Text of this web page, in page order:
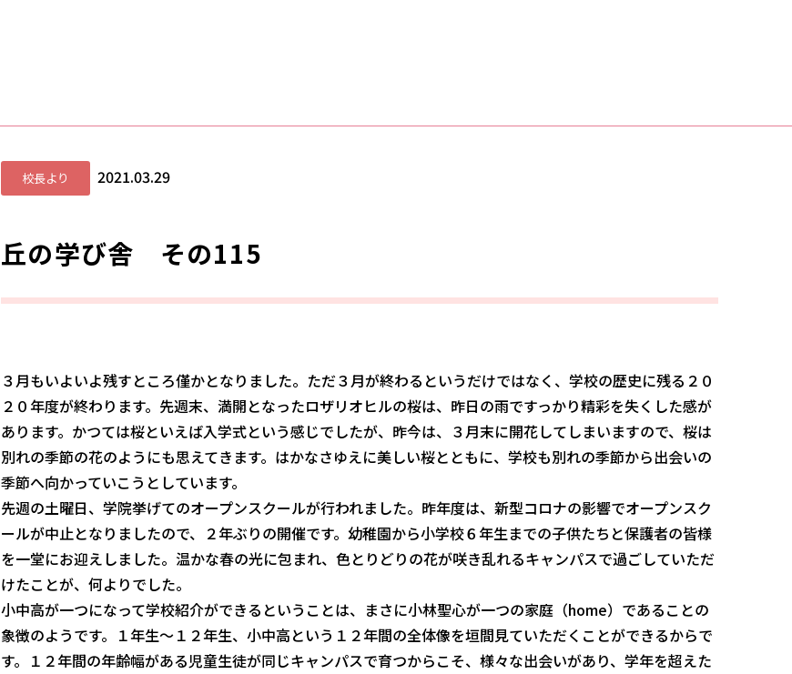
校長より 2021.03.29
丘の学び舎 その115
３月もいよいよ残すところ僅かとなりました。ただ３月が終わるというだけではなく、学校の歴史に残る２０
２０年度が終わります。先週末、満開となったロザリオヒルの桜は、昨日の雨ですっかり精彩を失くした感が
あります。かつては桜といえば入学式という感じでしたが、昨今は、３月末に開花してしまいますので、桜は
別れの季節の花のようにも思えてきます。はかなさゆえに美しい桜とともに、学校も別れの季節から出会いの
季節へ向かっていこうとしています。
先週の土曜日、学院挙げてのオープンスクールが行われました。昨年度は、新型コロナの影響でオープンスク
ールが中止となりましたので、２年ぶりの開催です。幼稚園から小学校６年生までの子供たちと保護者の皆様
を一堂にお迎えしました。温かな春の光に包まれ、色とりどりの花が咲き乱れるキャンパスで過ごしていただ
けたことが、何よりでした。
小中高が一つになって学校紹介ができるということは、まさに小林聖心が一つの家庭（home）であることの
象徴のようです。１年生～１２年生、小中高という１２年間の全体像を垣間見ていただくことができるからで
す。１２年間の年齢幅がある児童生徒が同じキャンパスで育つからこそ、様々な出会いがあり、学年を超えた